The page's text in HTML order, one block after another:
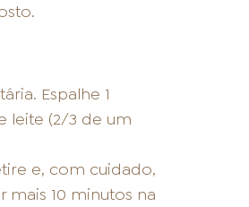
Espalhe 1
leite (2/3 de um
e, com cuidado,
10 minutos na